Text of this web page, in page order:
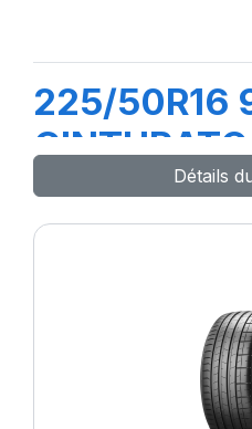
225/50R16
Détails